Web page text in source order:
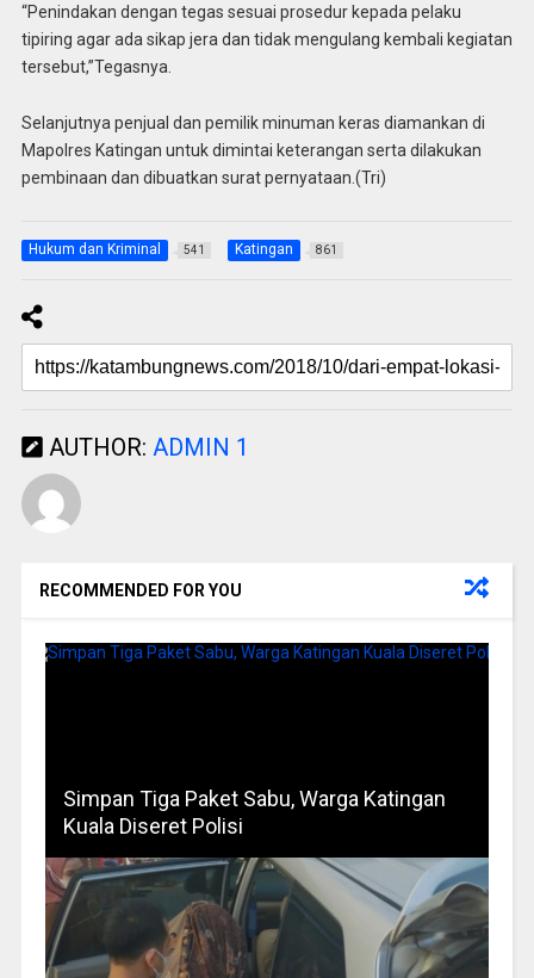
“Penindakan dengan tegas sesuai prosedur kepada pelaku
tipiring agar ada sikap jera dan tidak mengulang kembali kegiatan
tersebut,”Tegasnya.
Selanjutnya penjual dan pemilik minuman keras diamankan di
Mapolres Katingan untuk dimintai keterangan serta dilakukan
pembinaan dan dibuatkan surat pernyataan.(Tri)
Hukum dan Kriminal 541 Katingan 861
AUTHOR: ADMIN 1
RECOMMENDED FOR YOU
Simpan Tiga Paket Sabu, Warga Katingan
Kuala Diseret Polisi